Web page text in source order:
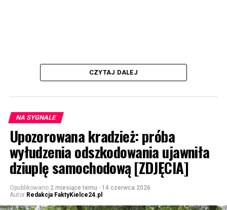
CZYTAJ DALEJ
NA SYGNALE
Upozorowana kradzież: próba
wyłudzenia odszkodowania ujawniła
dziuplę samochodową [ZDJĘCIA]
Opublikowano 2 miesiące temu - 14 czerwca 2026
Autor Redakcja FaktyKielce24.pl